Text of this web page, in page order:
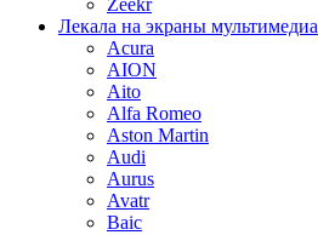
Zeekr
Лекала на экраны мультимедиа
Acura
AION
Aito
Alfa Romeo
Aston Martin
Audi
Aurus
Avatr
Baic